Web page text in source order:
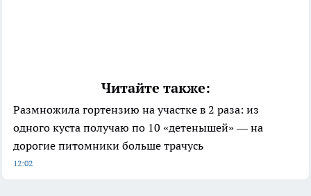
Читайте также:
Размножила гортензию на участке в 2 раза: из
одного куста получаю по 10 «детенышей» — на
дорогие питомники больше трачусь
12:02